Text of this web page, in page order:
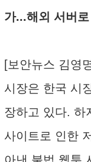
가...해외 서버
[보안뉴스 김영
시장은 한국 시
장하고 있다. 하
사이트로 인한